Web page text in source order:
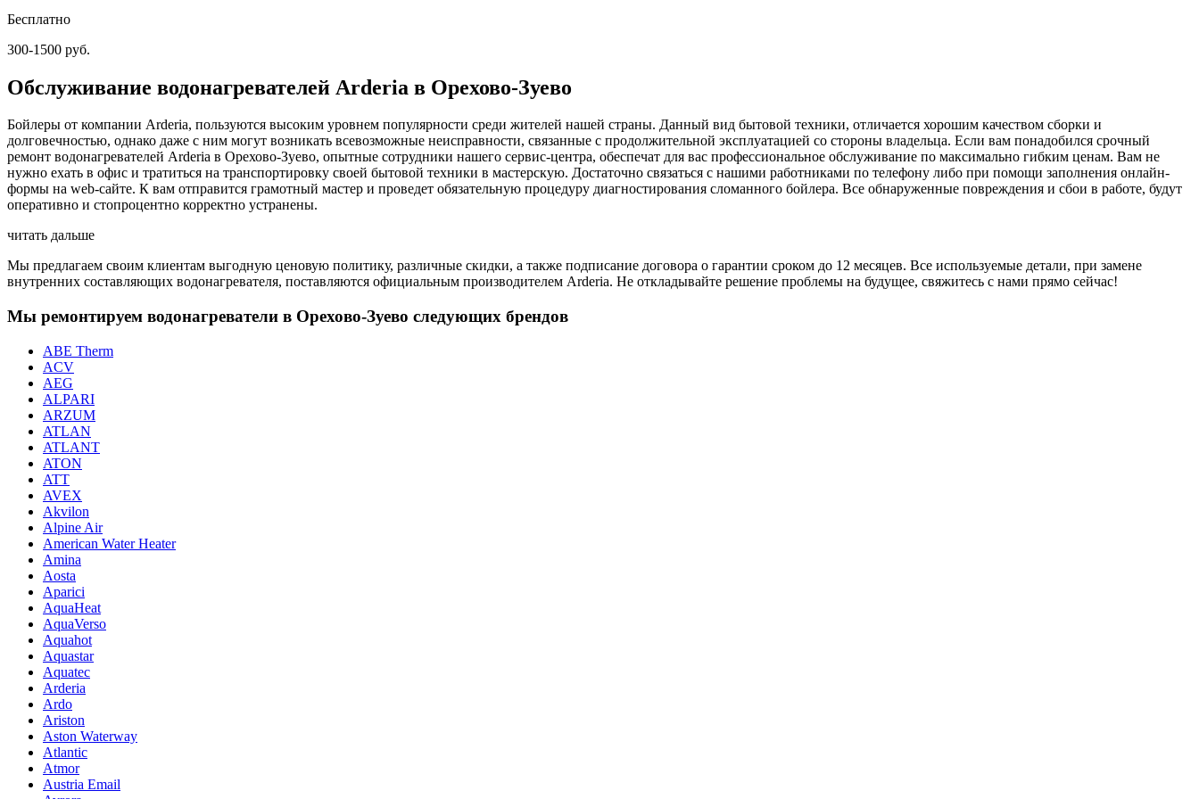
Бесплатно
300-1500 руб.
Обслуживание водонагревателей Arderia в Орехово-Зуево
Бойлеры от компании Arderia, пользуются высоким уровнем популярности среди жителей нашей страны. Данный вид бытовой техники, отличается хорошим качеством сборки и
долговечностью, однако даже с ним могут возникать всевозможные неисправности, связанные с продолжительной эксплуатацией со стороны владельца. Если вам понадобился срочный
ремонт водонагревателей Arderia в Орехово-Зуево, опытные сотрудники нашего сервис-центра, обеспечат для вас профессиональное обслуживание по максимально гибким ценам. Вам не
нужно ехать в офис и тратиться на транспортировку своей бытовой техники в мастерскую. Достаточно связаться с нашими работниками по телефону либо при помощи заполнения онлайн-
формы на web-сайте. К вам отправится грамотный мастер и проведет обязательную процедуру диагностирования сломанного бойлера. Все обнаруженные повреждения и сбои в работе, будут
оперативно и стопроцентно корректно устранены.
читать дальше
Мы предлагаем своим клиентам выгодную ценовую политику, различные скидки, а также подписание договора о гарантии сроком до 12 месяцев. Все используемые детали, при замене
внутренних составляющих водонагревателя, поставляются официальным производителем Arderia. Не откладывайте решение проблемы на будущее, свяжитесь с нами прямо сейчас!
Мы ремонтируем водонагреватели в Орехово-Зуево следующих брендов
ABE Therm
ACV
AEG
ALPARI
ARZUM
ATLAN
ATLANT
ATON
ATT
AVEX
Akvilon
Alpine Air
American Water Heater
Amina
Aosta
Aparici
AquaHeat
AquaVerso
Aquahot
Aquastar
Aquatec
Arderia
Ardo
Ariston
Aston Waterway
Atlantic
Atmor
Austria Email